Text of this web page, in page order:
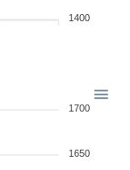
1400
1700
1650